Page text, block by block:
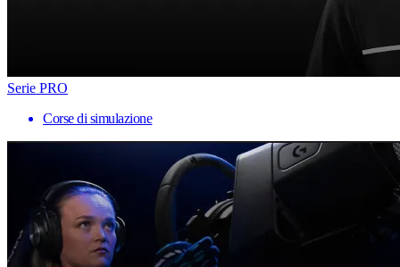
Serie PRO
Corse di simulazione